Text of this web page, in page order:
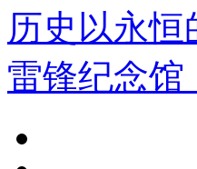
历史以永
雷锋纪念馆